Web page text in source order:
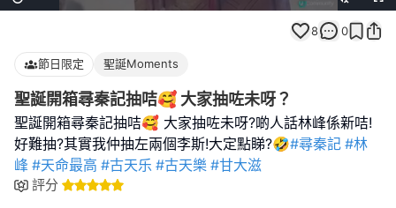
100.00%
8 0
節日限定 聖誕Moments
聖誕開箱尋秦記抽咭🥰 大家抽咗未呀？
聖誕開箱尋秦記抽咭🥰 大家抽咗未呀?啲人話林峰係新咭!
好難抽?其實我仲抽左兩個李斯!大定點睇?🤣#尋秦記 #林
峰 #天命最高 #古天乐 #古天樂 #甘大滋
評分